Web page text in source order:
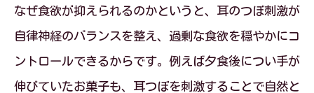
なぜ食欲が抑えられるのかというと、耳のつぼ刺激が
自律神経のバランスを整え、過剰な食欲を穏やかにコ
ントロールできるからです。例えば夕食後につい手が
伸びていたお菓子も、耳つぼを刺激することで自然と